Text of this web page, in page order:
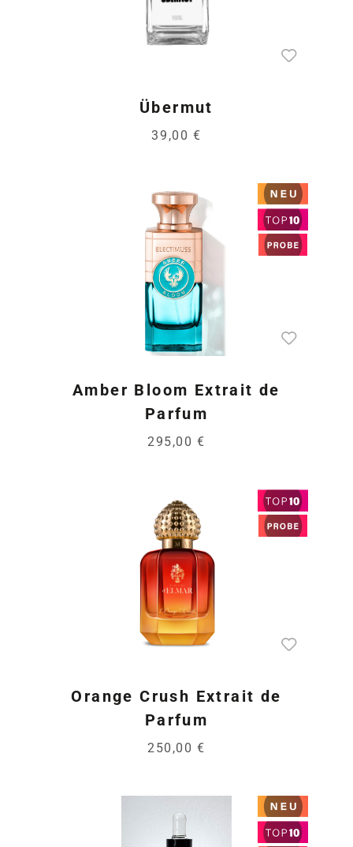
Übermut
39,00 €
Amber Bloom Extrait de
Parfum
295,00 €
Orange Crush Extrait de
Parfum
250,00 €